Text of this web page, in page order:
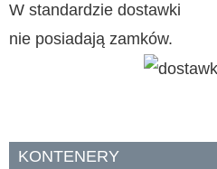
W standardzie dostawki
nie posiadają zamków.
KONTENERY